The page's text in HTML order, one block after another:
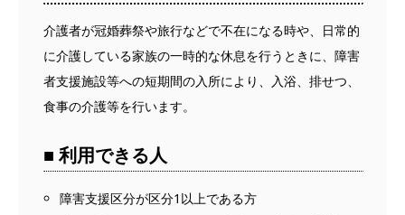
介護者が冠婚葬祭や旅行などで不在になる時や、日常的
に介護している家族の一時的な休息を行うときに、障害
者支援施設等への短期間の入所により、入浴、排せつ、
食事の介護等を行います。
■ 利用できる人
障害支援区分が区分1以上である方